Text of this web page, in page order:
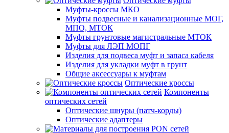
Муфты-кроссы МКО
Муфты подвесные и канализационные МОГ,
МПО, МТОК
Муфты грунтовые магистральные МТОК
Муфты для ЛЭП МОПГ
Изделия для подвеса муфт и запаса кабеля
Изделия для укладки муфт в грунт
Общие аксессуары к муфтам
Оптические кроссы
Компоненты
оптических сетей
Оптические шнуры (патч-корды)
Оптические адаптеры